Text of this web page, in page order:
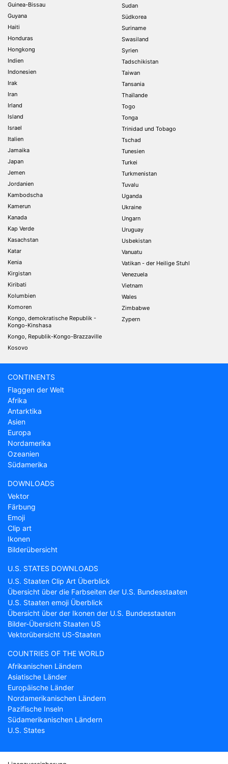
Guinea-Bissau
Guyana
Haiti
Honduras
Hongkong
Indien
Indonesien
Irak
Iran
Irland
Island
Israel
Italien
Jamaika
Japan
Jemen
Jordanien
Kambodscha
Kamerun
Kanada
Kap Verde
Kasachstan
Katar
Kenia
Kirgistan
Kiribati
Kolumbien
Komoren
Kongo, demokratische Republik -
Kongo-Kinshasa
Kongo, Republik-Kongo-Brazzaville
Kosovo
Sudan
Südkorea
Suriname
Swasiland
Syrien
Tadschikistan
Taiwan
Tansania
Thaïlande
Togo
Tonga
Trinidad und Tobago
Tschad
Tunesien
Turkei
Turkmenistan
Tuvalu
Uganda
Ukraine
Ungarn
Uruguay
Usbekistan
Vanuatu
Vatikan - der Heilige Stuhl
Venezuela
Vietnam
Wales
Zimbabwe
Zypern
CONTINENTS
Flaggen der Welt
Afrika
Antarktika
Asien
Europa
Nordamerika
Ozeanien
Südamerika
DOWNLOADS
Vektor
Färbung
Emoji
Clip art
Ikonen
Bilderübersicht
U.S. STATES DOWNLOADS
U.S. Staaten Clip Art Überblick
Übersicht über die Farbseiten der U.S. Bundesstaaten
U.S. Staaten emoji Überblick
Übersicht über der Ikonen der U.S. Bundesstaaten
Bilder-Übersicht Staaten US
Vektorübersicht US-Staaten
COUNTRIES OF THE WORLD
Afrikanischen Ländern
Asiatische Länder
Europäische Länder
Nordamerikanischen Ländern
Pazifische Inseln
Südamerikanischen Ländern
U.S. States